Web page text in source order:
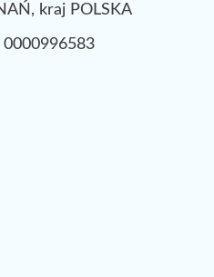
kraj POLSKA
0000996583